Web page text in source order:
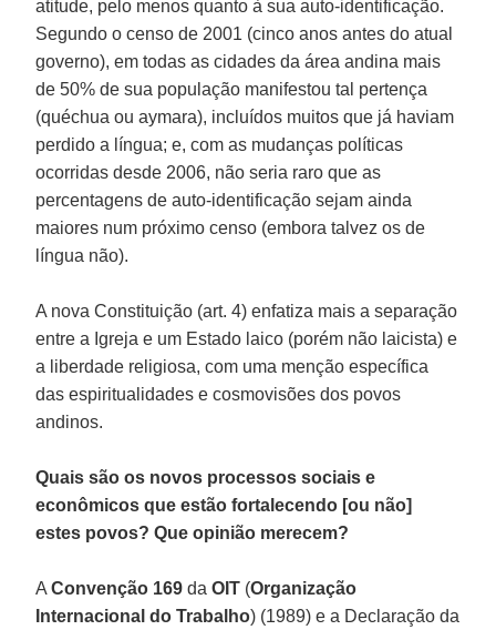
atitude, pelo menos quanto à sua auto-identificação.
Segundo o censo de 2001 (cinco anos antes do atual
governo), em todas as cidades da área andina mais
de 50% de sua população manifestou tal pertença
(quéchua ou aymara), incluídos muitos que já haviam
perdido a língua; e, com as mudanças políticas
ocorridas desde 2006, não seria raro que as
percentagens de auto-identificação sejam ainda
maiores num próximo censo (embora talvez os de
língua não).
A nova Constituição (art. 4) enfatiza mais a separação
entre a Igreja e um Estado laico (porém não laicista) e
a liberdade religiosa, com uma menção específica
das espiritualidades e cosmovisões dos povos
andinos.
Quais são os novos processos sociais e
econômicos que estão fortalecendo [ou não]
estes povos? Que opinião merecem?
AConvenção 169 daOIT (Organização
Internacional do Trabalho) (1989) e a Declaração da